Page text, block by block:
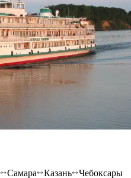
Самара Казань
Чебоксары